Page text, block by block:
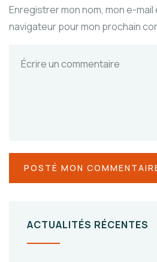
Enregistrer mon nom, mon e-mail
navigateur pour mon prochain
ACTUALITÉS RÉCENTES